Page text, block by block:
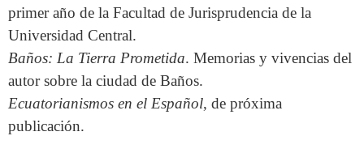
primer año de la Facultad de Jurisprudencia de la
Universidad Central.
Baños: La Tierra Prometida. Memorias y vivencias del
autor sobre la ciudad de Baños.
Ecuatorianismos en el Español, de próxima
publicación.